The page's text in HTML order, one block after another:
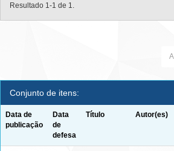
Resultado 1-1 de 1.
Conjunto de itens:
Data de
publicação
Data
de
defesa
Título Autor(es)